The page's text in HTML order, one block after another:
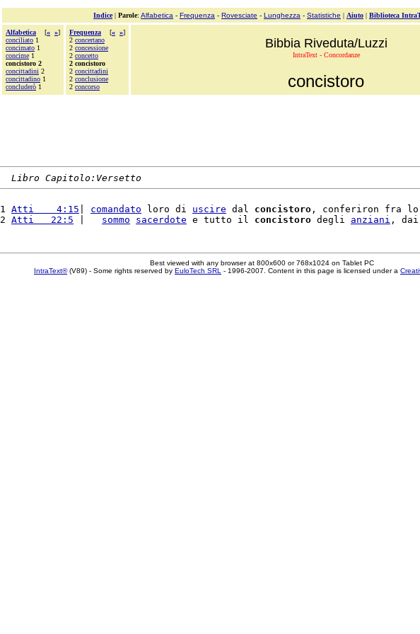
Indice| Parole: Alfabetica - Frequenza - Rovesciate - Lunghezza - Statistiche | Aiuto | Biblioteca
Alfabetica [« »]
conciliato 1
concimato 1
concime 1
concistoro 2
concittadini 2
concittadino 1
concluderò 1
Frequenza [« »]
2 concertano
2 concessione
2 concetto
2 concistoro
2 concittadini
2 conclusione
2 concorso
Bibbia Riveduta/Luzzi
IntraText - Concordanze
concistoro
Libro Capitolo:Versetto
1 Atti    4:15 comandato loro di uscire dal concistoro , conferiron fra
2 Atti   22:5 sommo sacerdote e tutto il concistoro degli anziani
Best viewed with any browser at 800x600 or 768x1024 on Tablet PC
IntraText®(V89) - Some rights reserved by EuloTech SRL - 1996-2007. Content in this page is licensed under a